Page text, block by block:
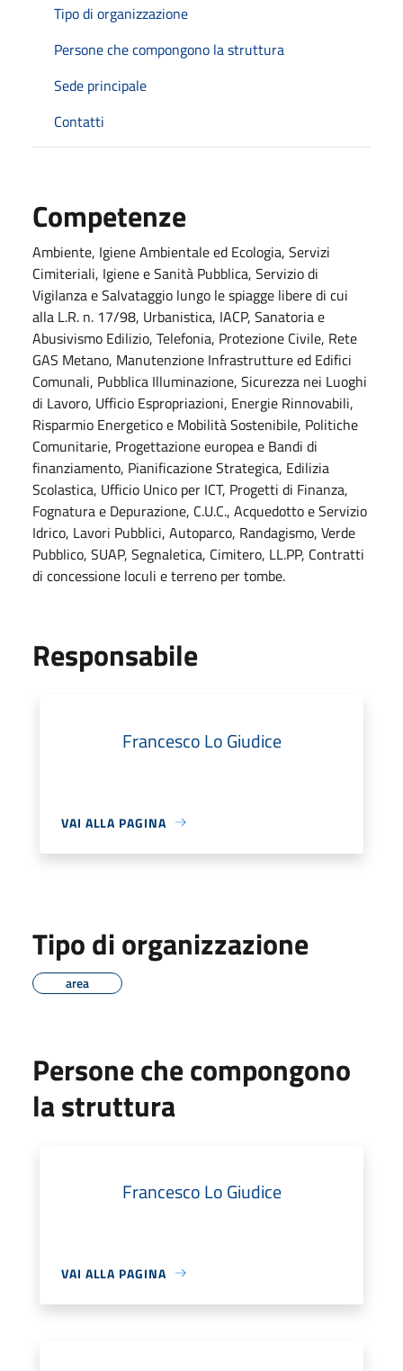
Tipo di organizzazione
Persone che compongono la struttura
Sede principale
Contatti
Competenze
Ambiente, Igiene Ambientale ed Ecologia, Servizi
Cimiteriali, Igiene e Sanità Pubblica, Servizio di
Vigilanza e Salvataggio lungo le spiagge libere di cui
alla L.R. n. 17/98, Urbanistica, IACP, Sanatoria e
Abusivismo Edilizio, Telefonia, Protezione Civile, Rete
GAS Metano, Manutenzione Infrastrutture ed Edifici
Comunali, Pubblica Illuminazione, Sicurezza nei Luoghi
di Lavoro, Ufficio Espropriazioni, Energie Rinnovabili,
Risparmio Energetico e Mobilità Sostenibile, Politiche
Comunitarie, Progettazione europea e Bandi di
finanziamento, Pianificazione Strategica, Edilizia
Scolastica, Ufficio Unico per ICT, Progetti di Finanza,
Fognatura e Depurazione, C.U.C., Acquedotto e Servizio
Idrico, Lavori Pubblici, Autoparco, Randagismo, Verde
Pubblico, SUAP, Segnaletica, Cimitero, LL.PP, Contratti
di concessione loculi e terreno per tombe.
Responsabile
Francesco Lo Giudice
VAI ALLA PAGINA
Tipo di organizzazione
area
Persone che compongono
la struttura
Francesco Lo Giudice
VAI ALLA PAGINA